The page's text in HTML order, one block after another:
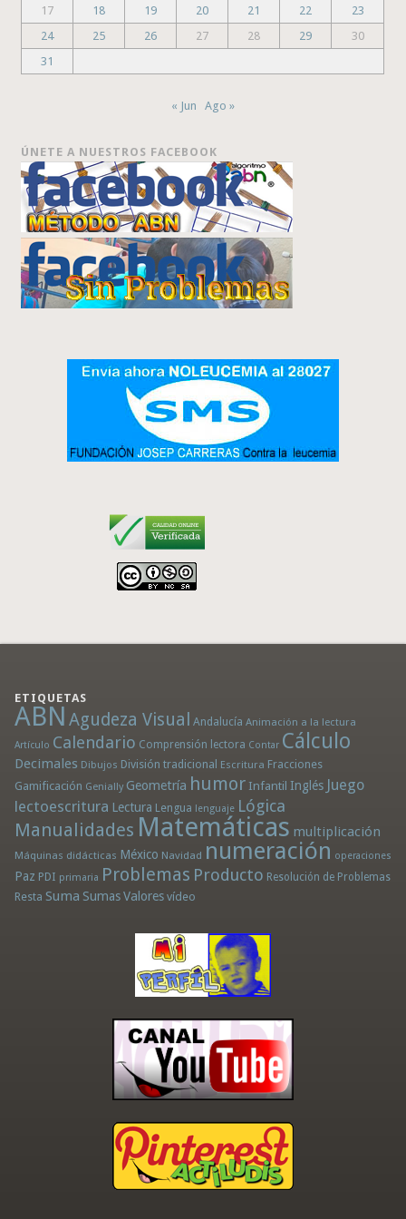
17
18 19 20 21 22
23
24
25 26 27 28 29
30
31
« Jun Ago »
ÚNETE A NUESTROS FACEBOOK
ETIQUETAS
ABN Agudeza Visual Andalucía Animación a la lectura
Artículo Calendario Comprensión lectora Contar Cálculo
Decimales Dibujos División tradicional Escritura Fracciones
Gamificación Genially Geometría humor Infantil Inglés Juego
lectoescritura Lectura Lengua lenguaje Lógica
Manualidades Matemáticas multiplicación
Máquinas didácticas México Navidad numeración operaciones
Paz PDI primaria Problemas Producto Resolución de Problemas
Resta Suma Sumas Valores vídeo